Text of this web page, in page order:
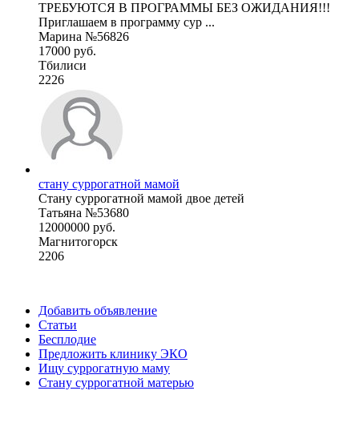
ТРЕБУЮТСЯ В ПРОГРАММЫ БЕЗ ОЖИДАНИЯ!!!
Приглашаем в программу сур ...
Марина №56826
17000 руб.
Тбилиси
2226
стану суррогатной мамой
Стану суррогатной мамой двое детей
Татьяна №53680
12000000 руб.
Магнитогорск
2206
Добавить объявление
Статьи
Бесплодие
Предложить клинику ЭКО
Ищу суррогатную маму
Стану суррогатной матерью